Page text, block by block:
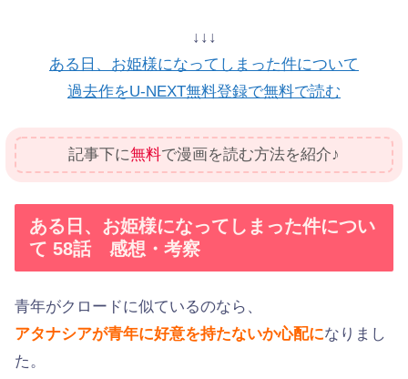
↓↓↓
ある日、お姫様になってしまった件について
過去作をU-NEXT無料登録で無料で読む
記事下に無料で漫画を読む方法を紹介♪
ある日、お姫様になってしまった件につい
て 58話 感想・考察
青年がクロードに似ているのなら、
アタナシアが青年に好意を持たないか心配になりまし
た。